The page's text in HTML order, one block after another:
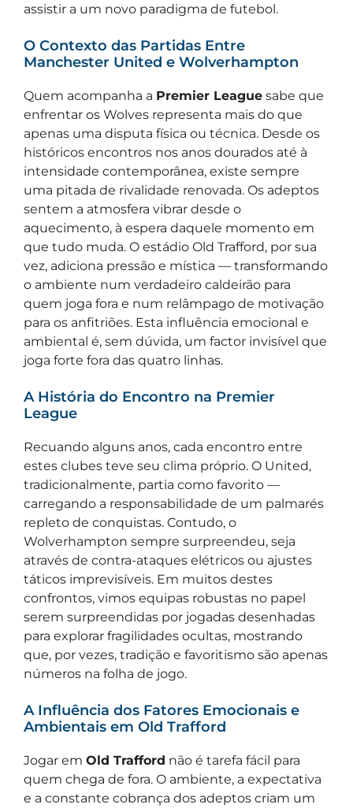
assistir a um novo paradigma de futebol.
O Contexto das Partidas Entre
Manchester United e Wolverhampton
Quem acompanha a Premier League sabe que
enfrentar os Wolves representa mais do que
apenas uma disputa física ou técnica. Desde os
históricos encontros nos anos dourados até à
intensidade contemporânea, existe sempre
uma pitada de rivalidade renovada. Os adeptos
sentem a atmosfera vibrar desde o
aquecimento, à espera daquele momento em
que tudo muda. O estádio Old Trafford, por sua
vez, adiciona pressão e mística — transformando
o ambiente num verdadeiro caldeirão para
quem joga fora e num relâmpago de motivação
para os anfitriões. Esta influência emocional e
ambiental é, sem dúvida, um factor invisível que
joga forte fora das quatro linhas.
A História do Encontro na Premier
League
Recuando alguns anos, cada encontro entre
estes clubes teve seu clima próprio. O United,
tradicionalmente, partia como favorito —
carregando a responsabilidade de um palmarés
repleto de conquistas. Contudo, o
Wolverhampton sempre surpreendeu, seja
através de contra-ataques elétricos ou ajustes
táticos imprevisíveis. Em muitos destes
confrontos, vimos equipas robustas no papel
serem surpreendidas por jogadas desenhadas
para explorar fragilidades ocultas, mostrando
que, por vezes, tradição e favoritismo são apenas
números na folha de jogo.
A Influência dos Fatores Emocionais e
Ambientais em Old Trafford
Jogar em Old Trafford não é tarefa fácil para
quem chega de fora. O ambiente, a expectativa
e a constante cobrança dos adeptos criam um